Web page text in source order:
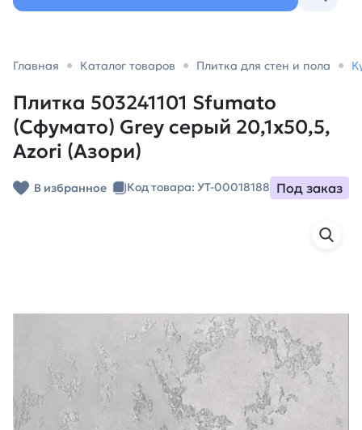
Главная Каталог товаров Плитка для стен и пола
Плитка 503241101 Sfumato
(Сфумато) Grey серый 20,1х50,5,
Azori (Азори)
В избранное Код товара: УТ-00018188 Под заказ